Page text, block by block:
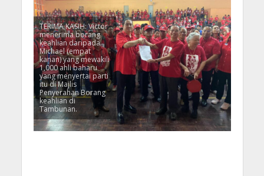
TERIMA KASIH: Victor
menerima borang
keahlian daripada
Michael (empat
kanan) yang mewakili
1,000 ahli baharu
yang menyertai parti
itu di Majlis
Penyerahan Borang
keahlian di
Tambunan.